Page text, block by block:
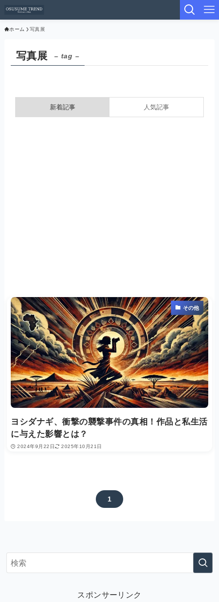
ホーム 写真展
写真展 – tag –
新着記事 人気記事
その他
ヨシダナギ、衝撃の襲撃事件の真相！作品と私生活
に与えた影響とは？
2024年9月22日 2025年10月21日
1
スポンサーリンク